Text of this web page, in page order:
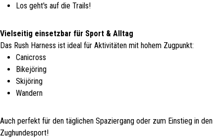
Los geht's auf die Trails!
Vielseitig einsetzbar für Sport & Alltag
Das Rush Harness ist ideal für Aktivitäten mit hohem Zugpunkt:
Canicross
Bikejöring
Skijöring
Wandern
Auch perfekt für den täglichen Spaziergang oder zum Einstieg in den
Zughundesport!